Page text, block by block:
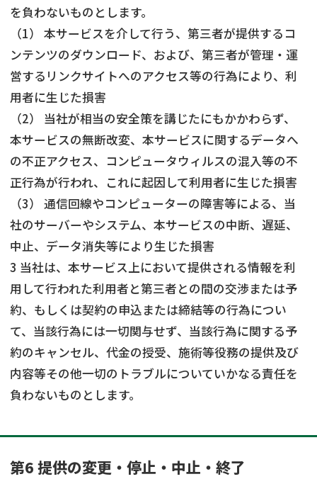
を負わないものとします。
（1） 本サービスを介して行う、第三者が提供するコ
ンテンツのダウンロード、および、第三者が管理・運
営するリンクサイトへのアクセス等の行為により、利
用者に生じた損害
（2） 当社が相当の安全策を講じたにもかかわらず、
本サービスの無断改変、本サービスに関するデータへ
の不正アクセス、コンピュータウィルスの混入等の不
正行為が行われ、これに起因して利用者に生じた損害
（3） 通信回線やコンピューターの障害等による、当
社のサーバーやシステム、本サービスの中断、遅延、
中止、データ消失等により生じた損害
3 当社は、本サービス上において提供される情報を利
用して行われた利用者と第三者との間の交渉または予
約、もしくは契約の申込または締結等の行為につい
て、当該行為には一切関与せず、当該行為に関する予
約のキャンセル、代金の授受、施術等役務の提供及び
内容等その他一切のトラブルについていかなる責任を
負わないものとします。
第6 提供の変更・停止・中止・終了